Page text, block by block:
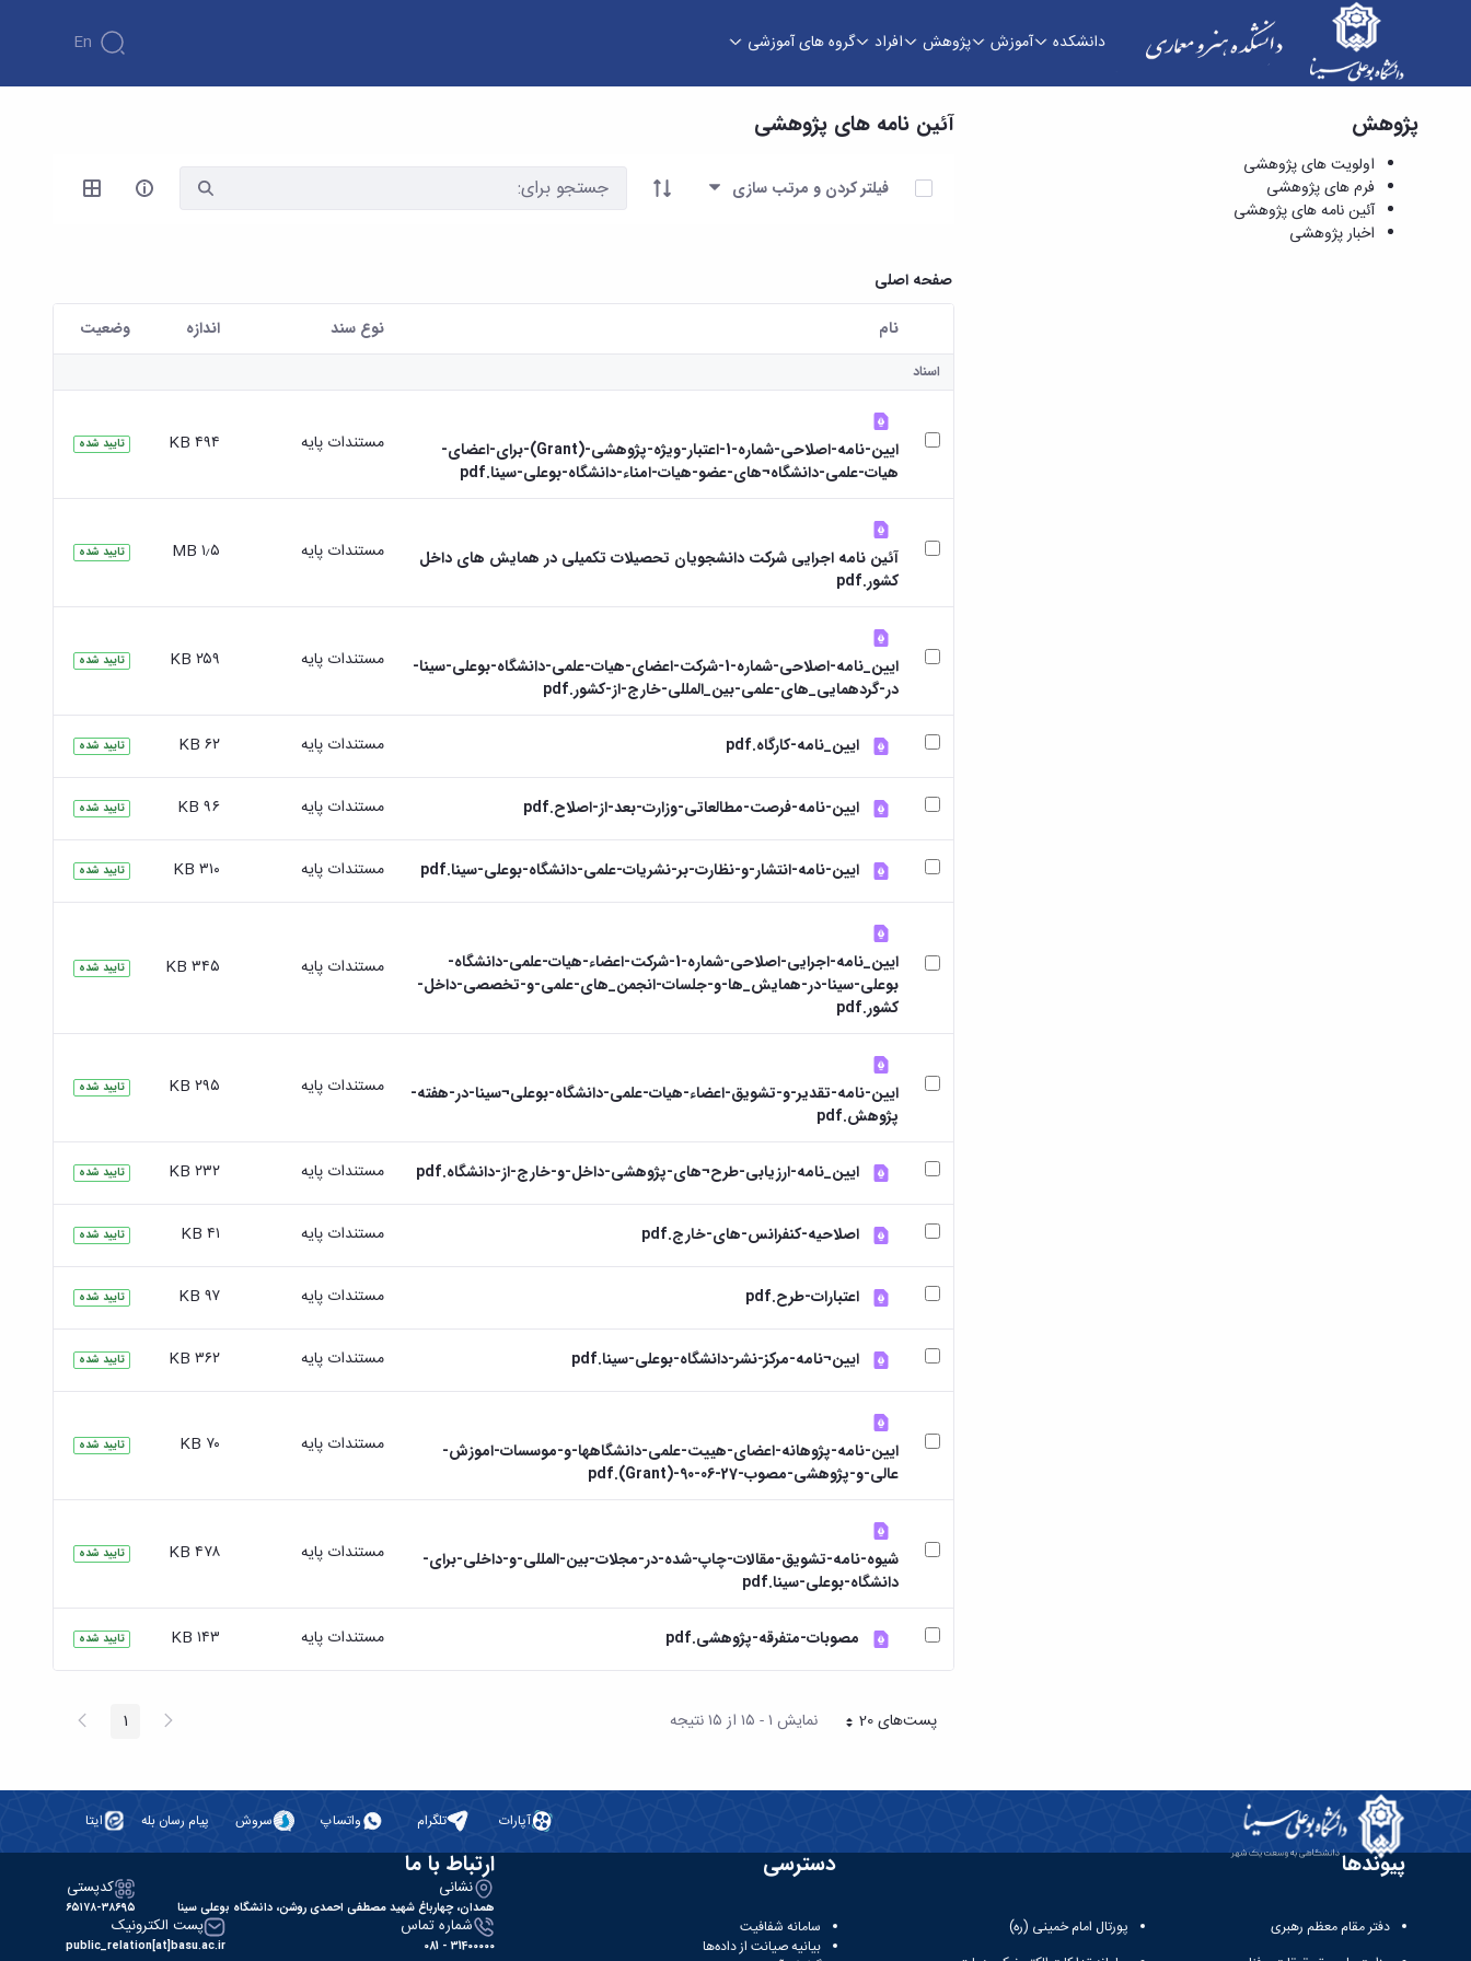
دانشکده آموزش پژوهش افراد گروه های آموزشی En
آئین نامه های پژوهشی - دانشکده هنر و معماری
پژوهش
اولویت های پژوهشی
فرم های پژوهشی
آئین نامه های پژوهشی
اخبار پژوهشی
آئین نامه های پژوهشی
آیتم ها را انتخاب کنید
فیلتر کردن و مرتب سازی
صفحه اصلی
کاربر انتخاب شده
نام نوع سند اندازه وضعیت
اسناد
ایین-نامه-اصلاحی-شماره-1-اعتبار-ویژه-پژوهشی-(Grant)-برای-اعضای-
هیات-علمی-دانشگاه¬های-عضو-هیات-امناء-دانشگاه-بوعلی-سینا.pdf
مستندات پایه ۴۹۴ KB تایید شده
آئین نامه اجرایی شرکت دانشجویان تحصیلات تکمیلی در همایش های داخل
کشور.pdf
مستندات پایه ۱٫۵ MB تایید شده
ایین_نامه-اصلاحی-شماره-1-شرکت-اعضای-هیات-علمی-دانشگاه-بوعلی-سینا-
در-گردهمایی_های-علمی-بین_المللی-خارج-از-کشور.pdf
مستندات پایه ۲۵۹ KB تایید شده
ایین_نامه-کارگاه.pdf مستندات پایه ۶۲ KB تایید شده
ایین-نامه-فرصت-مطالعاتی-وزارت-بعد-از-اصلاح.pdf مستندات پایه ۹۶ KB تایید شده
ایین-نامه-انتشار-و-نظارت-بر-نشریات-علمی-دانشگاه-بوعلی-سینا.pdf مستندات پایه ۳۱۰ KB تایید شده
ایین_نامه-اجرایی-اصلاحی-شماره-1-شرکت-اعضاء-هیات-علمی-دانشگاه-
بوعلی-سینا-در-همایش_ها-و-جلسات-انجمن_های-علمی-و-تخصصی-داخل-
کشور.pdf
مستندات پایه ۳۴۵ KB تایید شده
ایین-نامه-تقدیر-و-تشویق-اعضاء-هیات-علمی-دانشگاه-بوعلی¬سینا-در-هفته-
پژوهش.pdf
مستندات پایه ۲۹۵ KB تایید شده
ایین_نامه-ارزیابی-طرح¬های-پژوهشی-داخل-و-خارج-از-دانشگاه.pdf مستندات پایه ۲۳۲ KB تایید شده
اصلاحیه-کنفرانس-های-خارج.pdf مستندات پایه ۴۱ KB تایید شده
اعتبارات-طرح.pdf مستندات پایه ۹۷ KB تایید شده
ایین¬نامه-مرکز-نشر-دانشگاه-بوعلی-سینا.pdf مستندات پایه ۳۶۲ KB تایید شده
ایین-نامه-پژوهانه-اعضای-هییت-علمی-دانشگاهها-و-موسسات-اموزش-
عالی-و-پژوهشی-مصوب-27-06-90-(Grant).pdf
مستندات پایه ۷۰ KB تایید شده
شیوه-نامه-تشویق-مقالات-چاپ-شده-در-مجلات-بین-المللی-و-داخلی-برای-
دانشگاه-بوعلی-سینا.pdf
مستندات پایه ۴۷۸ KB تایید شده
مصوبات-متفرقه-پژوهشی.pdf مستندات پایه ۱۴۳ KB تایید شده
پست‌‌های 20هر صفحه نمایش ۱ - ۱۵ از ۱۵ نتیجه پیغام صفحه1 صفحه
آپارات تلگرام واتساپ سروش پیام رسان بله ایتا
پیوندها
دفتر مقام معظم رهبری
پورتال امام خمینی (ره)
دسترسی
سامانه شفافیت
بیانیه صیانت از داده‌ها
ارتباط با ما
نشانی
همدان، چهارباغ شهید مصطفی احمدی روشن، دانشگاه بوعلی سینا
کدپستی
۶۵۱۷۸-۳۸۶۹۵
شماره تماس
31400000 - 081
پست الکترونیک
public_relation[at]basu.ac.ir